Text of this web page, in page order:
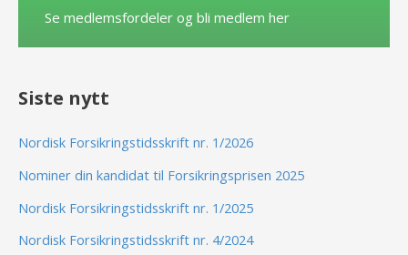
Se medlemsfordeler og bli medlem her
Siste nytt
Nordisk Forsikringstidsskrift nr. 1/2026
Nominer din kandidat til Forsikringsprisen 2025
Nordisk Forsikringstidsskrift nr. 1/2025
Nordisk Forsikringstidsskrift nr. 4/2024